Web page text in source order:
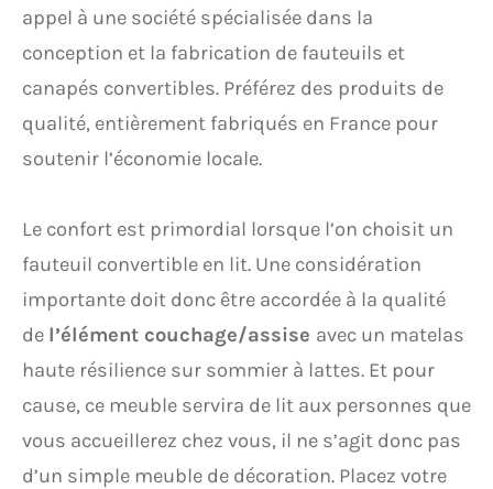
appel à une société spécialisée dans la
conception et la fabrication de fauteuils et
canapés convertibles. Préférez des produits de
qualité, entièrement fabriqués en France pour
soutenir l’économie locale.
Le confort est primordial lorsque l’on choisit un
fauteuil convertible en lit. Une considération
importante doit donc être accordée à la qualité
de l’élément couchage/assise avec un matelas
haute résilience sur sommier à lattes. Et pour
cause, ce meuble servira de lit aux personnes que
vous accueillerez chez vous, il ne s’agit donc pas
d’un simple meuble de décoration. Placez votre